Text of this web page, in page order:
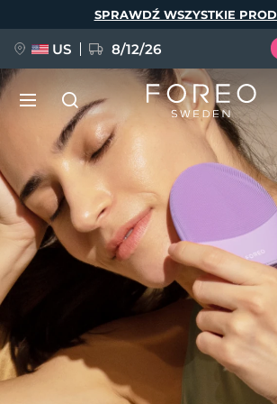
SPRAWDŹ WSZYSTKIE
US 8/12/26
NOWOŚĆ
FAQ™ Pure Beauty-Tech Elixir
BREAKING NEWS
issa™ Teeth Whitening Set
Język
English Deutsch
Français
Italiano
Svenska
Türkçe
简体中文